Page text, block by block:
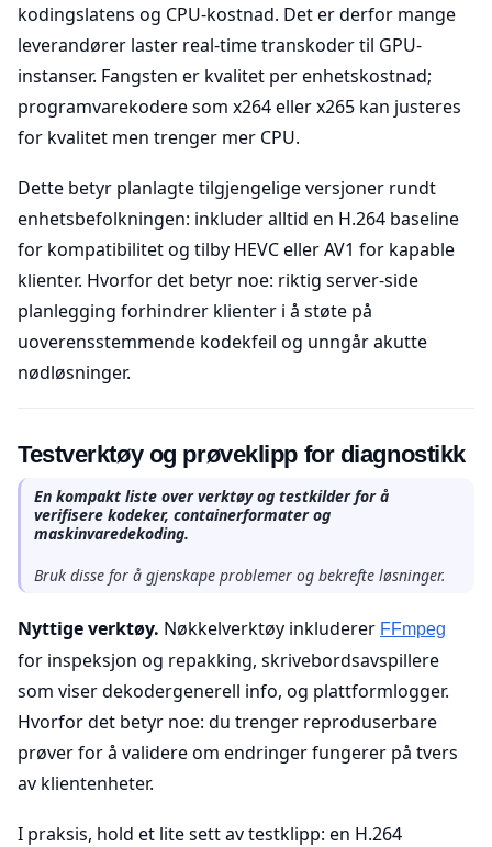
kodingslatens og CPU-kostnad. Det er derfor mange
leverandører laster real-time transkoder til GPU-
instanser. Fangsten er kvalitet per enhetskostnad;
programvarekodere som x264 eller x265 kan justeres
for kvalitet men trenger mer CPU.
Dette betyr planlagte tilgjengelige versjoner rundt
enhetsbefolkningen: inkluder alltid en H.264 baseline
for kompatibilitet og tilby HEVC eller AV1 for kapable
klienter. Hvorfor det betyr noe: riktig server-side
planlegging forhindrer klienter i å støte på
uoverensstemmende kodekfeil og unngår akutte
nødløsninger.
Testverktøy og prøveklipp for diagnostikk
En kompakt liste over verktøy og testkilder for å
verifisere kodeker, containerformater og
maskinvaredekoding.
Bruk disse for å gjenskape problemer og bekrefte løsninger.
Nyttige verktøy. Nøkkelverktøy inkluderer FFmpeg
for inspeksjon og repakking, skrivebordsavspillere
som viser dekodergenerell info, og plattformlogger.
Hvorfor det betyr noe: du trenger reproduserbare
prøver for å validere om endringer fungerer på tvers
av klientenheter.
I praksis, hold et lite sett av testklipp: en H.264